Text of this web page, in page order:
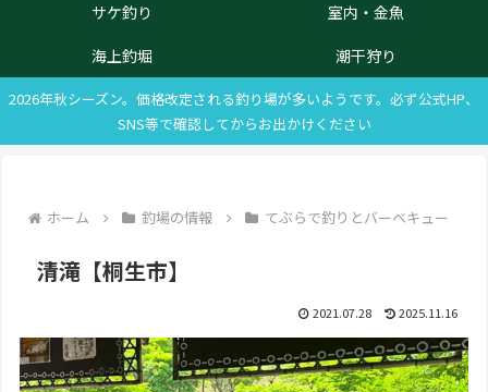
サケ釣り
室内・金魚
海上釣堀
潮干狩り
2026年秋シーズン。価格改定される釣り場が多いようです。必ず公式HP、
SNS等で確認してからお出かけください
ホーム 釣場の情報 てぶらで釣りとバーベキュー
清滝【桐生市】
2021.07.28 2025.11.16